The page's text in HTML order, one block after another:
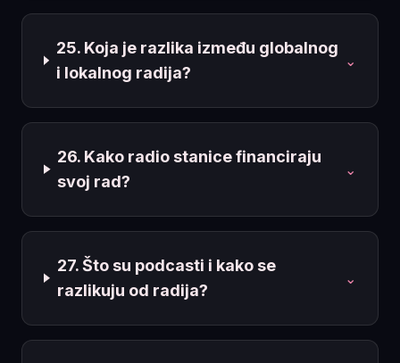
25. Koja je razlika između globalnog
i lokalnog radija?
⌄
26. Kako radio stanice financiraju
svoj rad?
⌄
27. Što su podcasti i kako se
razlikuju od radija?
⌄